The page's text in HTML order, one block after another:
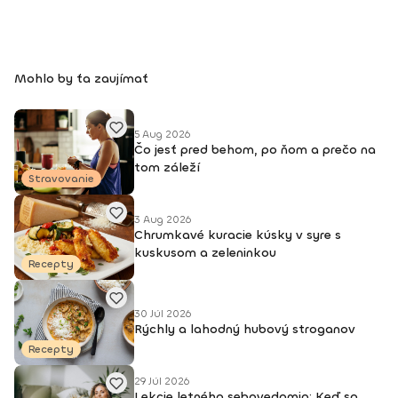
Mohlo by ťa zaujímať
Stravovanie
5 Aug 2026
Čo jesť pred behom, po ňom a prečo na
tom záleží
Recepty
3 Aug 2026
Chrumkavé kuracie kúsky v syre s
kuskusom a zeleninkou
Recepty
30 Júl 2026
Rýchly a lahodný hubový stroganov
29 Júl 2026